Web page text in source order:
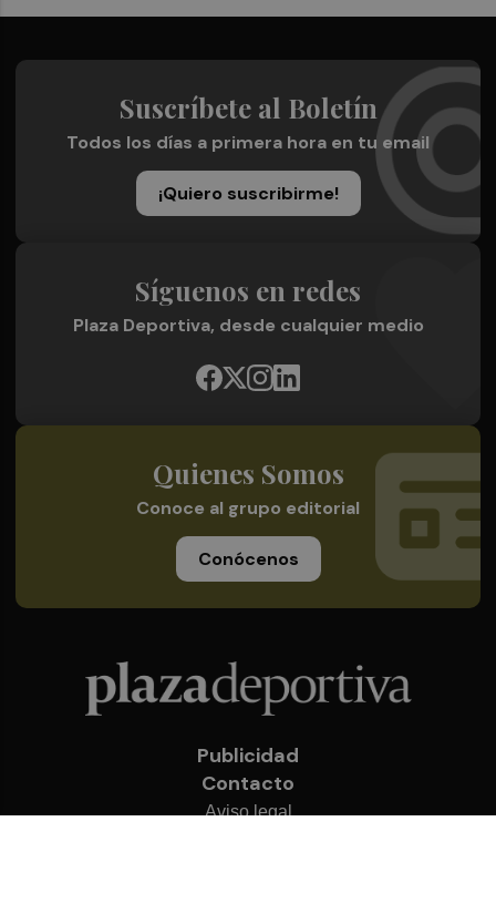
Suscríbete al Boletín
Todos los días a primera hora en tu email
¡Quiero suscribirme!
Síguenos en redes
Plaza Deportiva, desde cualquier medio
Quienes Somos
Conoce al grupo editorial
Conócenos
Publicidad
Contacto
Aviso legal